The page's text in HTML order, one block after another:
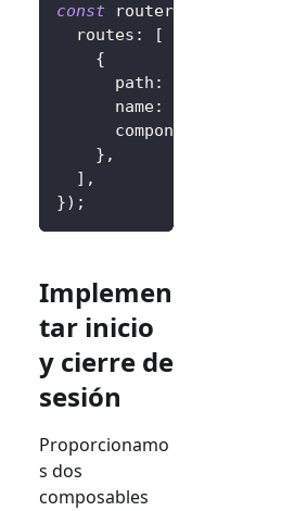
const router
  routes
:
[
{
      path
:
      name
:
      component
} ,
] ,
}) ;
Implemen
tar inicio
y cierre de
sesión
Proporcionamo
s dos
composables